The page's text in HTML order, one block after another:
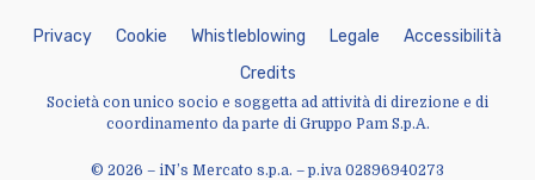
© 2026 – iN’s Mercato s.p.a. – p.iva 02896940273
Privacy Cookie Whist eb owing Lega e Accessibi ità
Credits
Società con unico socio e soggetta ad attività di direzione e di
coordinamento da parte di Gruppo Pam S.p.A.